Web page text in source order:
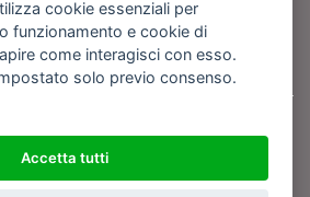
All rights reserved - Tutte le fotografie recanti il
da BARIREPORT s.a.s. che ne
state prodotte nell'anno 2012 e seguenti
anno di scatto riportato)
cookie essenziali per
funzionamento e cookie di
come interagisci con esso.
solo previo consenso.
Accetta tutti